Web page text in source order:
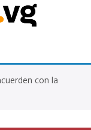
con la